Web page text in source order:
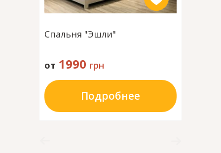
Спальня "Эшли"
от 1990 грн
Подробнее